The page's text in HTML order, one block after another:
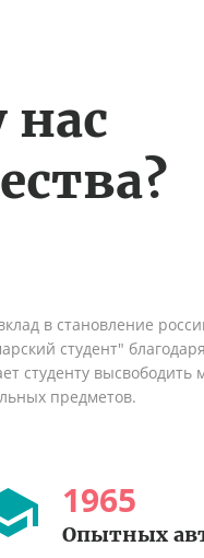
нас
в становление
студент"
студенту высвободить
предметов.
1965
Опытных